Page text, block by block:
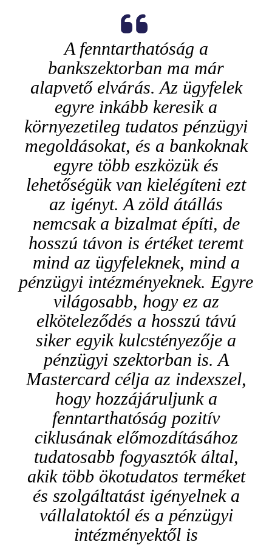
A fenntarthatóság a
bankszektorban ma már
alapvető elvárás. Az ügyfelek
egyre inkább keresik a
környezetileg tudatos pénzügyi
megoldásokat, és a bankoknak
egyre több eszközük és
lehetőségük van kielégíteni ezt
az igényt. A zöld átállás
nemcsak a bizalmat építi, de
hosszú távon is értéket teremt
mind az ügyfeleknek, mind a
pénzügyi intézményeknek. Egyre
világosabb, hogy ez az
elköteleződés a hosszú távú
siker egyik kulcstényezője a
pénzügyi szektorban is. A
Mastercard célja az indexszel,
hogy hozzájáruljunk a
fenntarthatóság pozitív
ciklusának előmozdításához
tudatosabb fogyasztók által,
akik több ökotudatos terméket
és szolgáltatást igényelnek a
vállalatoktól és a pénzügyi
intézményektől is